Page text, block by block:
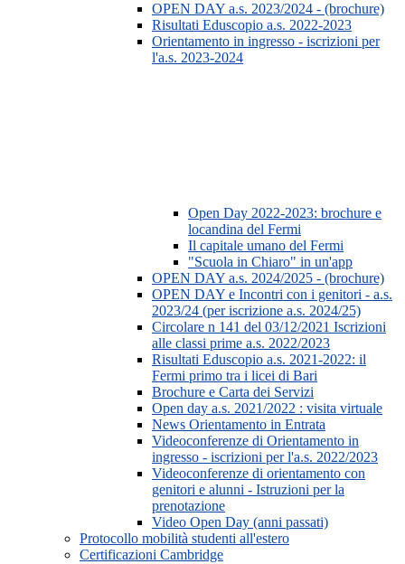
OPEN DAY a.s. 2023/2024 - (brochure)
Risultati Eduscopio a.s. 2022-2023
Orientamento in ingresso - iscrizioni per
l'a.s. 2023-2024
Open Day 2022-2023: brochure e
locandina del Fermi
Il capitale umano del Fermi
"Scuola in Chiaro" in un'app
OPEN DAY a.s. 2024/2025 - (brochure)
OPEN DAY e Incontri con i genitori - a.s.
2023/24 (per iscrizione a.s. 2024/25)
Circolare n 141 del 03/12/2021 Iscrizioni
alle classi prime a.s. 2022/2023
Risultati Eduscopio a.s. 2021-2022: il
Fermi primo tra i licei di Bari
Brochure e Carta dei Servizi
Open day a.s. 2021/2022 : visita virtuale
News Orientamento in Entrata
Videoconferenze di Orientamento in
ingresso - iscrizioni per l'a.s. 2022/2023
Videoconferenze di orientamento con
genitori e alunni - Istruzioni per la
prenotazione
Video Open Day (anni passati)
Protocollo mobilità studenti all'estero
Certificazioni Cambridge